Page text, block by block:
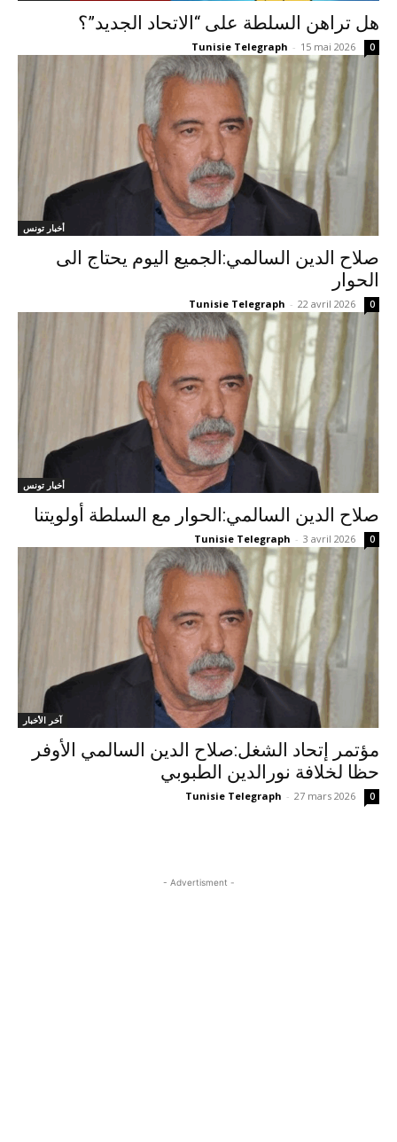
هل تراهن السلطة على “الاتحاد الجديد”؟
Tunisie Telegraph - 15 mai 2026 0
أخبار تونس
صلاح الدين السالمي:الجميع اليوم يحتاج الى
الحوار
Tunisie Telegraph - 22 avril 2026 0
أخبار تونس
صلاح الدين السالمي:الحوار مع السلطة أولويتنا
Tunisie Telegraph - 3 avril 2026 0
آخر الأخبار
مؤتمر إتحاد الشغل:صلاح الدين السالمي الأوفر
حظا لخلافة نورالدين الطبوبي
Tunisie Telegraph - 27 mars 2026 0
- Advertisment -